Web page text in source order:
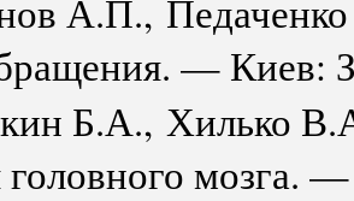
А.П.,
— Киев:
Б.А., Хилько
головного